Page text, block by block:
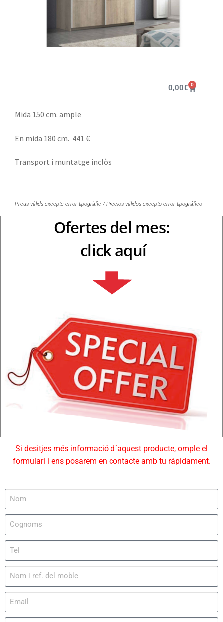
0,00€ 0
Mida 150 cm. ample
En mida 180 cm. 441 €
Transport i muntatge inclòs
Preus vàlids excepte error tipogràfic / Precios válidos excepto error tipográfico
Ofertes del mes:
click aquí
Si desitjes més informació d´aquest producte, omple el
formulari i ens posarem en contacte amb tu rápidament.